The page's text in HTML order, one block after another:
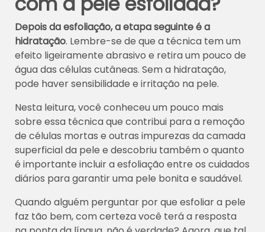
Depois da esfoliação, a etapa seguinte é a
hidratação. Lembre-se de que a técnica tem um
efeito ligeiramente abrasivo e retira um pouco de
água das células cutâneas. Sem a hidratação,
pode haver sensibilidade e irritação na pele.
Nesta leitura, você conheceu um pouco mais
sobre essa técnica que contribui para a remoção
de células mortas e outras impurezas da camada
superficial da pele e descobriu também o quanto
é importante incluir a esfoliação entre os cuidados
diários para garantir uma pele bonita e saudável.
Quando alguém perguntar por que esfoliar a pele
faz tão bem, com certeza você terá a resposta